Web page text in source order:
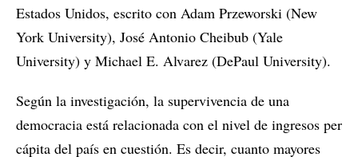
Estados Unidos, escrito con Adam Przeworski (New
York University), José Antonio Cheibub (Yale
University) y Michael E. Alvarez (DePaul University).
Según la investigación, la supervivencia de una
democracia está relacionada con el nivel de ingresos per
cápita del país en cuestión. Es decir, cuanto mayores